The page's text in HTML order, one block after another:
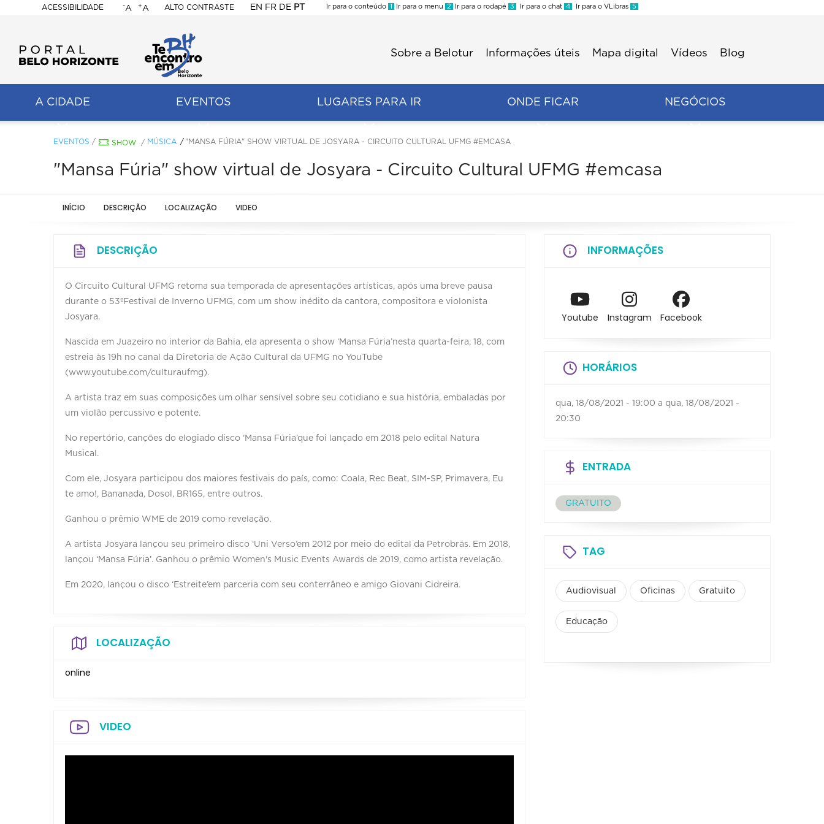
ACESSIBILIDADE
BELO
HORIZONTE
-A +A ALTO CONTRASTE EN FR DE PT
Ir para o conteúdo 1 Ir para o menu 2 Ir para o rodapé 3 Ir para o chat 4 Ir para o VLibras 5
Sobre a Belotur Informações úteis Mapa digital Vídeos Blog
A CIDADE EVENTOS LUGARES PARA IR ONDE FICAR NEGÓCIOS
EVENTOS / SHOW / MÚSICA "MANSA FÚRIA" SHOW VIRTUAL DE JOSYARA - CIRCUITO CULTURAL UFMG #EMCASA
"Mansa Fúria" show virtual de Josyara - Circuito Cultural UFMG #emcasa
INÍCIO DESCRIÇÃO LOCALIZAÇÃO VIDEO
DESCRIÇÃO
O Circuito Cultural UFMG retoma sua temporada de apresentações artísticas, após uma breve pausa
durante o 53ºFestival de Inverno UFMG, com um show inédito da cantora, compositora e violonista
Josyara.
Nascida em Juazeiro no interior da Bahia, ela apresenta o show ‘Mansa Fúria’nesta quarta-feira, 18, com
estreia às 19h no canal da Diretoria de Ação Cultural da UFMG no YouTube
(www.youtube.com/culturaufmg).
A artista traz em suas composições um olhar sensível sobre seu cotidiano e sua história, embaladas por
um violão percussivo e potente.
No repertório, canções do elogiado disco ‘Mansa Fúria’que foi lançado em 2018 pelo edital Natura
Musical.
Com ele, Josyara participou dos maiores festivais do país, como: Coala, Rec Beat, SIM-SP, Primavera, Eu
te amo!, Bananada, Dosol, BR165, entre outros.
Ganhou o prêmio WME de 2019 como revelação.
A artista Josyara lançou seu primeiro disco ‘Uni Verso’em 2012 por meio do edital da Petrobrás. Em 2018,
lançou ‘Mansa Fúria’. Ganhou o prêmio Women's Music Events Awards de 2019, como artista revelação.
Em 2020, lançou o disco ‘Estreite’em parceria com seu conterrâneo e amigo Giovani Cidreira.
LOCALIZAÇÃO
online
VIDEO
INFORMAÇÕES
Youtube Instagram Facebook
HORÁRIOS
qua, 18/08/2021 - 19:00 a qua, 18/08/2021 -
20:30
ENTRADA
GRATUITO
TAG
Audiovisual Oficinas Gratuito
Educação